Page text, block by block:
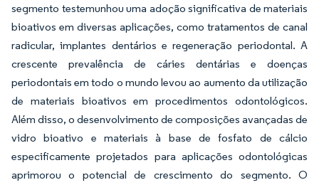
segmento testemunhou uma adoção significativa de materiais
bioativos em diversas aplicações, como tratamentos de canal
radicular, implantes dentários e regeneração periodontal. A
crescente prevalência de cáries dentárias e doenças
periodontais em todo o mundo levou ao aumento da utilização
de materiais bioativos em procedimentos odontológicos.
Além disso, o desenvolvimento de composições avançadas de
vidro bioativo e materiais à base de fosfato de cálcio
especificamente projetados para aplicações odontológicas
aprimorou o potencial de crescimento do segmento. O